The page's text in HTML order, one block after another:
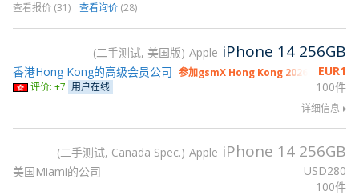
查看报价 (31)
查看询价 (28)
二手测试, 美国版 Apple iPhone 14 256GB
EUR1
100件
香港Hong Kong的高级会员公司 参加gsmX Hong Kong 2026
评价: +7 用户在线
详细信息
二手测试, Canada Spec. Apple iPhone 14 256GB
USD280
100件
美国Miami的公司